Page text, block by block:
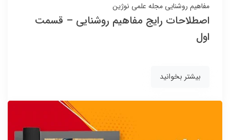
مفاهیم روشنایی مجله علمی نوژین
اصطلاحات رایج مفاهیم روشنایی – قسمت
اول
بیشتر بخوانید